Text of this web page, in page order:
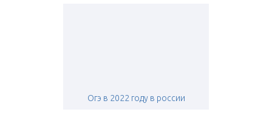
Огэ в 2022 году в россии